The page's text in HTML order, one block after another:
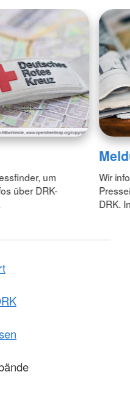
um
über DRK-
Wir
DRK.